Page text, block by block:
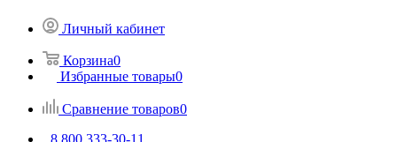
Личный кабинет
Корзина0
Избранные товары0
Сравнение товаров0
8 800 333-30-11